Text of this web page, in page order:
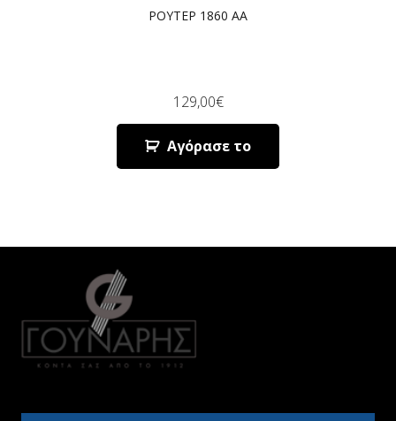
ΡΟΥΤΕΡ 1860 AA
129,00€
Αγόρασε το